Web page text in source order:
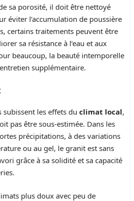
sa porosité, il doit être nettoyé
éviter l’accumulation de poussière
certains traitements peuvent être
sa résistance à l’eau et aux
beaucoup, la beauté intemporelle
supplémentaire.
subissent les effets du climat local,
pas être sous-estimée. Dans les
précipitations, à des variations
ou au gel, le granit est sans
grâce à sa solidité et sa capacité
plus doux avec peu de